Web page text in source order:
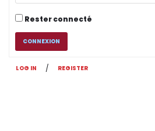
Rester connecté
CONNEXION
LOG IN / REGISTER